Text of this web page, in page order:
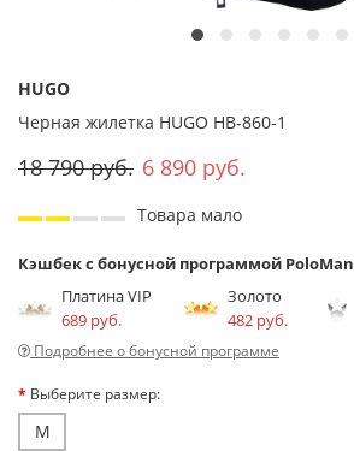
HUGO
Черная жилетка HUGO HB-860-1
18 790 руб. 6 890 руб.
Товара мало
Кэшбек с бонусной программой PoloMan
Платина VIP
689 руб.
Золото
482 руб.
Подробнее о бонусной программе
Выберите размер:
M